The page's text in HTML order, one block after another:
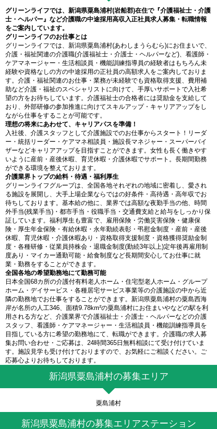
グリーンライフでは、新潟県粟島浦村(岩船郡)在住で『介護福祉士・介護
士・ヘルパー』など介護職の中途採用高収入正社員求人募集・転職情報
をご案内しています。
グリーンライフのお仕事とは
グリーンライフでは、新潟県粟島浦村(あわしまうらむら)にお住まいで、
介護・福祉関連の介護職(介護福祉士・介護士・ヘルパーなど)、看護師・
ケアマネージャー・生活相談員・機能訓練指導員の経験者はもちろん未
経験や資格なしの方の中途採用の正社員の高額求人をご案内しておりま
す。介護・福祉関連のお仕事・業務が未経験でも資格取得支援、費用補
助など介護・福祉のスペシャリストに向けて、手厚いサポートで入社希
望の方をお待ちしています。介護福祉士の合格者には奨励金を支給して
おり、外部研修の参加推進に向けてスキルアップ・キャリアアップをし
ながら仕事をすることが可能です。
理想の将来にあわせて、キャリアパスを準備！
入社後、介護スタッフとして介護施設でのお仕事からスタート！リーダ
ー・統括リーダー・ケアマネ相談員・施設長マネジャー・スーパーバイ
ザーなどキャリアアップを目指すことができます。女性も長く働きやす
いように産前・産後休暇、育児休暇・介護休暇でサポート。長期間勤務
ができる環境を整えております。
介護業界トップの給料・待遇・福利厚生
グリーンライフグループは、全国各地それぞれの地域に密着し、愛され
る施設を展開し、大手上場企業ならではの好条件・高待遇・高年収でお
待ちしております。基本給の他に、業界では高額な夜勤手当の他、時間
外手当(残業手当)・都市手当・役職手当・交通費支給と給与をしっかり保
証しています。福利厚生も豊富で、雇用保険・労働災害保険・健康保
険・厚生年金保険・有給休暇・永年勤続表彰・弔慰金制度・産前・産後
休暇、育児休暇・介護休暇あり・資格取得支援制度・資格獲得奨励金制
度・各種研修・従業員持株会・退職金制度(勤続3年以上)定年後再雇用制
度あり・マイカー通勤可能・給食制度など長期間安心してお仕事に就
業・勤務をすることができます。
全国各地の希望勤務地にて勤務可能
日本全国68カ所の介護付有料老人ホーム・住宅型老人ホーム・グループ
ホーム・デイサービス・各種居宅サービス事業等の介護施設の中から近
隣の勤務地でお仕事をすることができます。新潟県粟島浦村の粟島西海
岸が名所の人工346、面積9.78km²の粟島浦村にお住まいやなどの駅を利
用される方など、介護業界で介護福祉士・介護士・ヘルパーなどの介護
スタッフ、看護師・ケアマネージャー・生活相談員・機能訓練指導員を
目指している方に希望の勤務地にて、転職ができます。介護職の求人募
集お問い合わせ・ご応募は、24時間365日無料相談にて受け付けていま
す。施設見学も受け付けておりますので、お気軽にご相談ください。ご
応募心よりお待ちしております。
新潟県粟島浦村の募集エリア
粟島浦村
新潟県粟島浦村の募集エリアステーション